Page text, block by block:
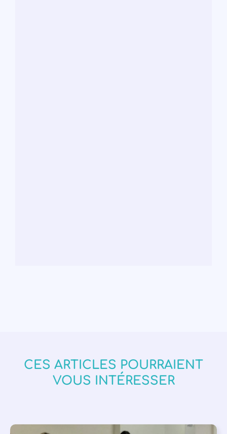
CES ARTICLES POURRAIENT
VOUS INTÉRESSER